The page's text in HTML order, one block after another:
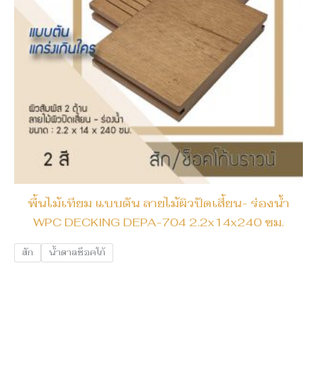
พื้นไม้เทียม แบบตัน ลายไม้ผิวปัดเสี้ยน- ร่องน้ำ
WPC DECKING DEPA-704 2.2x14x240 ซม.
สัก น้ำตาลช็อคโก้